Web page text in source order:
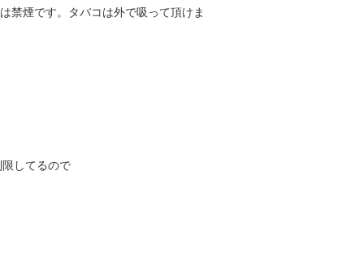
禁煙です。タバコは外で吸って頂けま
してるので